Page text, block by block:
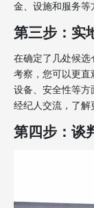
金、设施和服务等
第三步：实
在确定了几处候选
考察，您可以更直
设备、安全性等方
经纪人交流，了解
第四步：谈